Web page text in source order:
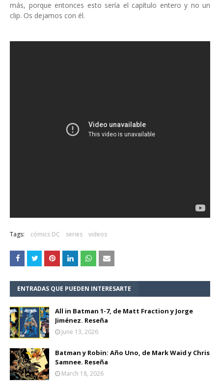
más, porque entonces esto sería el capítulo entero y no un
clip. Os dejamos con él.
Tags: cómics DC series videos
ENTRADAS QUE PUEDEN INTERESARTE
All in Batman 1-7, de Matt Fraction y Jorge
Jiménez. Reseña
June 13, 2026
Batman y Robin: Año Uno, de Mark Waid y Chris
Samnee. Reseña
March 18, 2026